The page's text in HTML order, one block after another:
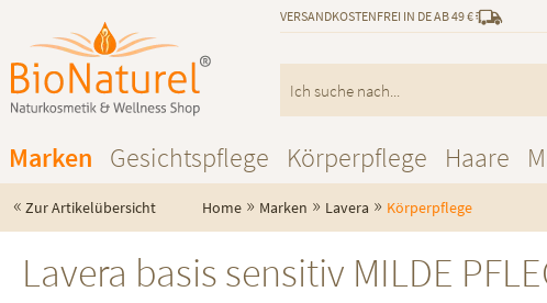
VERSANDKOSTENFREI IN DE AB 49 €
Marken Gesichtspflege Körperpflege Haare
« Zur Artikelübersicht Home » Marken » Lavera » Körperpflege
Lavera basis sensitiv MILDE